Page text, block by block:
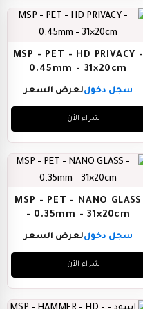
MSP - PET - HD PRIVACY -
0.45mm - 31×20cm
سجل دخوللعرض السعر
شراء الأن
MSP - PET - NANO GLASS
- 0.35mm - 31×20cm
سجل دخوللعرض السعر
شراء الأن